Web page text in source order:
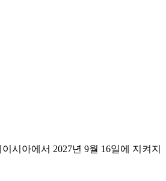
시아에서 2027년 9월 16일에 지켜지